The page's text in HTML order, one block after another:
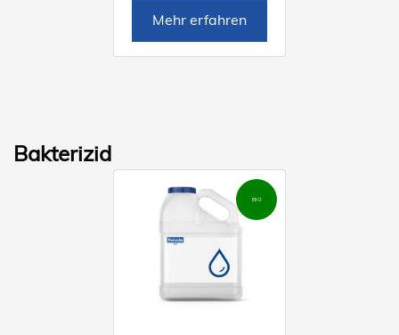
Mehr erfahren
Bakterizid
BIO